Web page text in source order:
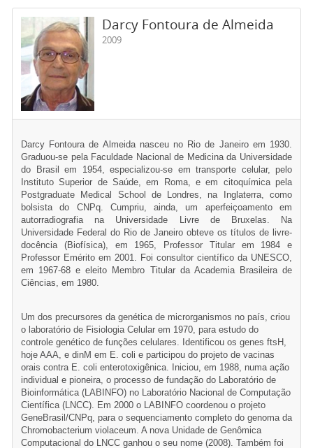
Darcy Fontoura de Almeida
2009
Darcy Fontoura de Almeida nasceu no Rio de Janeiro em 1930.
Graduou-se pela Faculdade Nacional de Medicina da Universidade
do Brasil em 1954, especializou-se em transporte celular, pelo
Instituto Superior de Saúde, em Roma, e em citoquímica pela
Postgraduate Medical School de Londres, na Inglaterra, como
bolsista do CNPq. Cumpriu, ainda, um aperfeiçoamento em
autorradiografia na Universidade Livre de Bruxelas. Na
Universidade Federal do Rio de Janeiro obteve os títulos de livre-
docência (Biofísica), em 1965, Professor Titular em 1984 e
Professor Emérito em 2001. Foi consultor científico da UNESCO,
em 1967-68 e eleito Membro Titular da Academia Brasileira de
Ciências, em 1980.
Um dos precursores da genética de microrganismos no país, criou
o laboratório de Fisiologia Celular em 1970, para estudo do
controle genético de funções celulares. Identificou os genes ftsH,
hoje AAA, e dinM em E. coli e participou do projeto de vacinas
orais contra E. coli enterotoxigênica. Iniciou, em 1988, numa ação
individual e pioneira, o processo de fundação do Laboratório de
Bioinformática (LABINFO) no Laboratório Nacional de Computação
Científica (LNCC). Em 2000 o LABINFO coordenou o projeto
GeneBrasil/CNPq, para o sequenciamento completo do genoma da
Chromobacterium violaceum. A nova Unidade de Genômica
Computacional do LNCC ganhou o seu nome (2008). Também foi